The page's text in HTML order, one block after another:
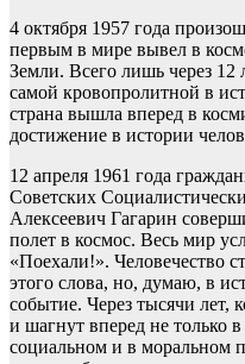
4 октября 1957 года
первым в мире вывел в
Земли. Всего лишь через 12
самой кровопролитной в
страна вышла вперед в
достижение в истории
12 апреля 1961 года
Советских
Алексеевич Гагарин
полет в космос. Весь мир
«Поехали!». Человечество
этого слова, но, думаю, в
событие. Через тысячи лет,
и шагнут вперед не только
социальном и в моральном